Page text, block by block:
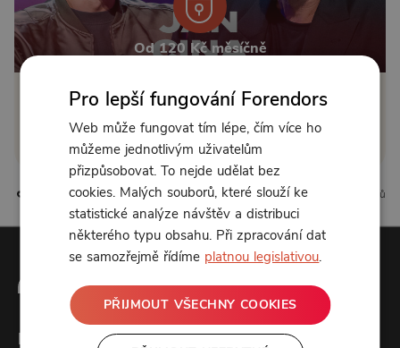
Od 120 Kč měsíčně
Klikněte pro odemčení
nebo sepřihlaste
3 líbí 0 komentářů
Forendors
Pro lepší fungování Forendors
Web může fungovat tím lépe, čím více ho
můžeme jednotlivým uživatelům
přizpůsobovat. To nejde udělat bez
cookies. Malých souborů, které slouží ke
statistické analýze návštěv a distribuci
některého typu obsahu. Při zpracování dat
se samozřejmě řídíme platnou legislativou.
PŘIJMOUT VŠECHNY COOKIES